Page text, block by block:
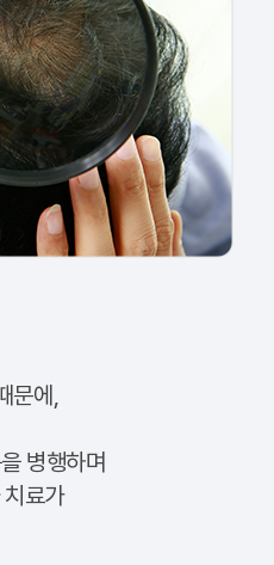
문에,
병행하며
료가